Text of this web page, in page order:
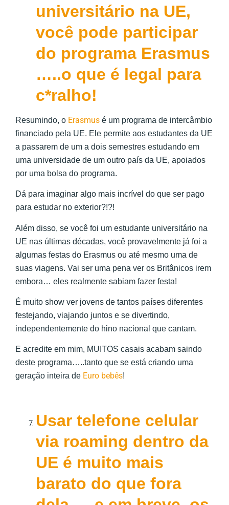
universitário na UE,
você pode participar
do programa Erasmus
…..o que é legal para
c*ralho!
Resumindo, o Erasmus é um programa de intercâmbio
financiado pela UE. Ele permite aos estudantes da UE
a passarem de um a dois semestres estudando em
uma universidade de um outro país da UE, apoiados
por uma bolsa do programa.
Dá para imaginar algo mais incrível do que ser pago
para estudar no exterior?!?!
Além disso, se você foi um estudante universitário na
UE nas últimas décadas, você provavelmente já foi a
algumas festas do Erasmus ou até mesmo uma de
suas viagens. Vai ser uma pena ver os Britânicos irem
embora… eles realmente sabiam fazer festa!
É muito show ver jovens de tantos países diferentes
festejando, viajando juntos e se divertindo,
independentemente do hino nacional que cantam.
E acredite em mim, MUITOS casais acabam saindo
deste programa…..tanto que se está criando uma
geração inteira de Euro bebês!
Usar telefone celular
via roaming dentro da
UE é muito mais
barato do que fora